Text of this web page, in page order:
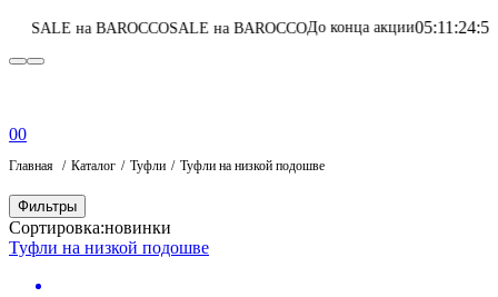
SALE на BAROCCO До конца акции05:11:24:59 Перейти в
00
Главная Каталог Туфли Туфли на низкой подошве
Фильтры
Сортировка:новинки
Туфли на низкой подошве